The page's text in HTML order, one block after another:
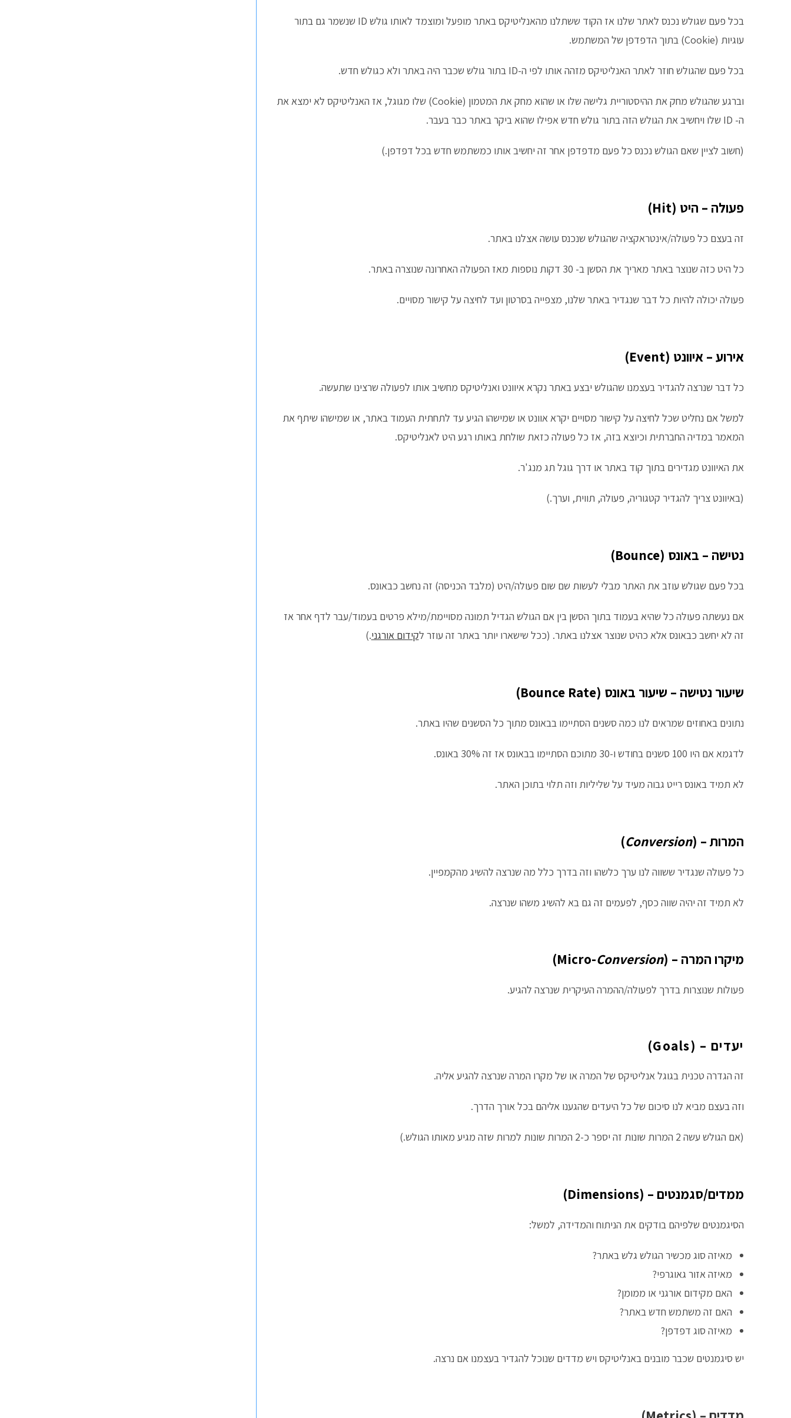
בכל פעם שגולש נכנס לאתר שלנו אז הקוד ששתלנו מהאנליטיקס באתר מופעל ומוצמד לאותו גולש ID שנשמר גם בתור
עוגיות (Cookie) בתוך הדפדפן של המשתמש.
בכל פעם שהגולש חוזר לאתר האנליטיקס מזהה אותו לפי ה-ID בתור גולש שכבר היה באתר ולא כגולש חדש.
וברגע שהגולש מחק את ההיסטוריית גלישה שלו או שהוא מחק את המטמון (Cookie) שלו מגוגל, אז האנליטיקס לא ימצא את
ה- ID שלו ויחשיב את הגולש הזה בתור גולש חדש אפילו שהוא ביקר באתר כבר בעבר.
(חשוב לציין שאם הגולש נכנס כל פעם מדפדפן אחר זה יחשיב אותו כמשתמש חדש בכל דפדפן.)
פעולה – היט (Hit)
זה בעצם כל פעולה/אינטראקציה שהגולש שנכנס עושה אצלנו באתר.
כל היט כזה שנוצר באתר מאריך את הסשן ב- 30 דקות נוספות מאז הפעולה האחרונה שנוצרה באתר.
פעולה יכולה להיות כל דבר שנגדיר באתר שלנו, מצפייה בסרטון ועד לחיצה על קישור מסויים.
אירוע – איוונט (Event)
כל דבר שנרצה להגדיר בעצמנו שהגולש יבצע באתר נקרא איוונט ואנליטיקס מחשיב אותו לפעולה שרצינו שתעשה.
למשל אם נחליט שכל לחיצה על קישור מסויים יקרא אוונט או שמישהו הגיע עד לתחתית העמוד באתר, או שמישהו שיתף את
המאמר במדיה החברתית וכיוצא בזה, אז כל פעולה כזאת שולחת באותו רגע היט לאנליטיקס.
את האיוונט מגדירים בתוך קוד באתר או דרך גוגל תג מנג'ר.
(באיוונט צריך להגדיר קטגוריה, פעולה, תווית, וערך.)
נטישה – באונס (Bounce)
בכל פעם שגולש עוזב את האתר מבלי לעשות שם שום פעולה/היט (מלבד הכניסה) זה נחשב כבאונס.
אם נעשתה פעולה כל שהיא בעמוד בתוך הסשן בין אם הגולש הגדיל תמונה מסויימת/מילא פרטים בעמוד/עבר לדף אחר אז
זה לא יחשב כבאונס אלא כהיט שנוצר אצלנו באתר. (ככל שישארו יותר באתר זה עוזר לקידום אורגני.)
שיעור נטישה – שיעור באונס (Bounce Rate)
נתונים באחוזים שמראים לנו כמה סשנים הסתיימו בבאונס מתוך כל הסשנים שהיו באתר.
לדגמא אם היו 100 סשנים בחודש ו-30 מתוכם הסתיימו בבאונס אז זה 30% באונס.
לא תמיד באונס רייט גבוה מעיד על שליליות וזה תלוי בתוכן האתר.
המרות – (Conversion
)
כל פעולה שנגדיר ששווה לנו ערך כלשהו וזה בדרך כלל מה שנרצה להשיג מהקמפיין.
לא תמיד זה יהיה שווה כסף, לפעמים זה גם בא להשיג משהו שנרצה.
מיקרו המרה – (Micro-Conversion
)
פעולות שנוצרות בדרך לפעולה/ההמרה העיקרית שנרצה להגיע.
יעדים – (Goals)
זה הגדרה טכנית בגוגל אנליטיקס של המרה או של מקרו המרה שנרצה להגיע אליה.
וזה בעצם מביא לנו סיכום של כל היעדים שהגענו אליהם בכל אורך הדרך.
(אם הגולש עשה 2 המרות שונות זה יספר כ-2 המרות שונות למרות שזה מגיע מאותו הגולש.)
ממדים/סגמנטים – (Dimensions)
הסיגמנטים שלפיהם בודקים את הניתוח והמדידה, למשל:
מאיזה סוג מכשיר הגולש גלש באתר?
מאיזה אזור גאוגרפי?
האם מקידום אורגני או ממומן?
האם זה משתמש חדש באתר?
מאיזה סוג דפדפן?
יש סיגמנטים שכבר מובנים באנליטיקס ויש מדדים שנוכל להגדיר בעצמנו אם נרצה.